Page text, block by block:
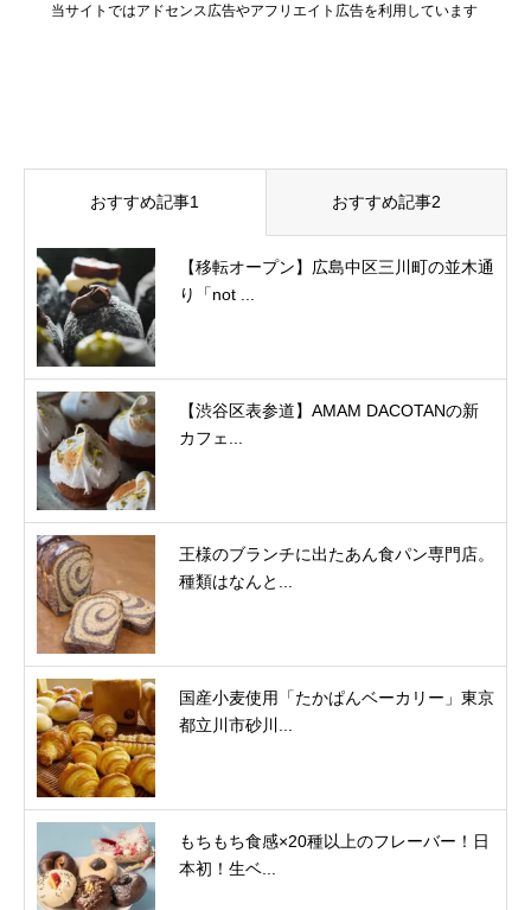
当サイトではアドセンス広告やアフリエイト広告を利用しています
おすすめ記事1 おすすめ記事2
【移転オープン】広島中区三川町の並木通
り「not ...
【渋谷区表参道】AMAM DACOTANの新
カフェ...
王様のブランチに出たあん食パン専門店。
種類はなんと...
国産小麦使用「たかぱんベーカリー」東京
都立川市砂川...
もちもち食感×20種以上のフレーバー！日
本初！生ベ...